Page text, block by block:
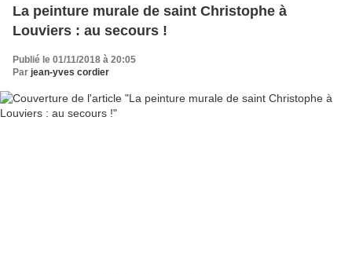
La peinture murale de saint Christophe à
Louviers : au secours !
Publié le 01/11/2018 à 20:05
Par jean-yves cordier